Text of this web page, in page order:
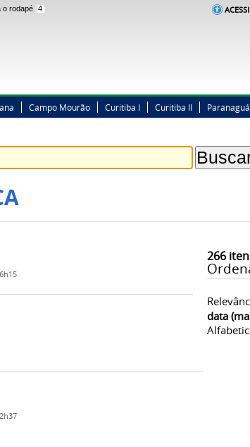
o rodapé 4
Campo Mourão Curitiba I Curitiba II Paranaguá
266
data